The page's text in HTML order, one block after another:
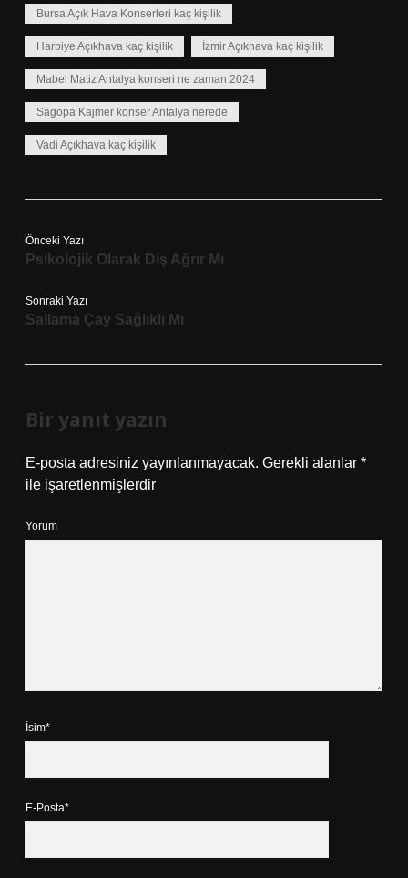
Bursa Açık Hava Konserleri kaç kişilik
Harbiye Açıkhava kaç kişilik İzmir Açıkhava kaç kişilik
Mabel Matiz Antalya konseri ne zaman 2024
Sagopa Kajmer konser Antalya nerede
Vadi Açıkhava kaç kişilik
Önceki Yazı
Psikolojik Olarak Diş Ağrır Mı
Sonraki Yazı
Sallama Çay Sağlıklı Mı
Bir yanıt yazın
E-posta adresiniz yayınlanmayacak. Gerekli alanlar *
ile işaretlenmişlerdir
Yorum
İsim*
E-Posta*